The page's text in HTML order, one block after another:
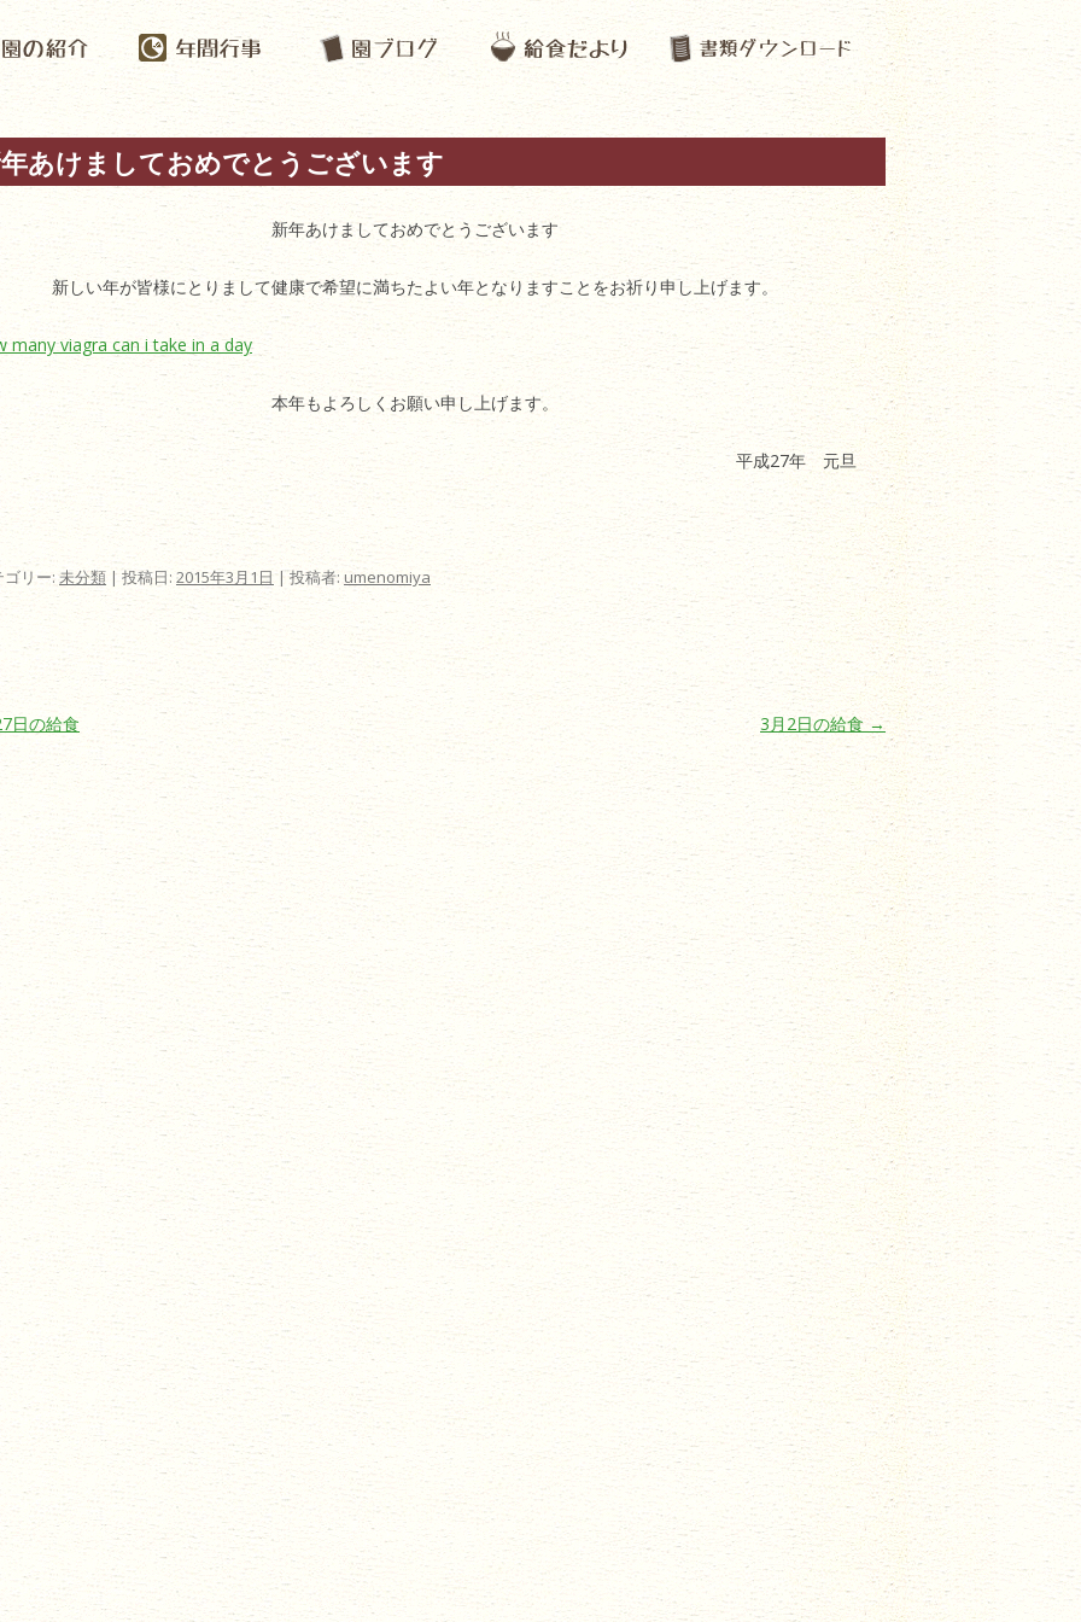
あけましておめでとうございます
新年あけましておめでとうございます
新しい年が皆様にとりまして健康で希望に満ちたよい年となりますことをお祈り申し上げます。
many viagra can i take in a day
本年もよろしくお願い申し上げます。
平成27年 元旦
ゴリー: 未分類 | 投稿日: 2015年3月1日|投稿者: umenomiya
ゲーション
日の給食 3月2日の給食→